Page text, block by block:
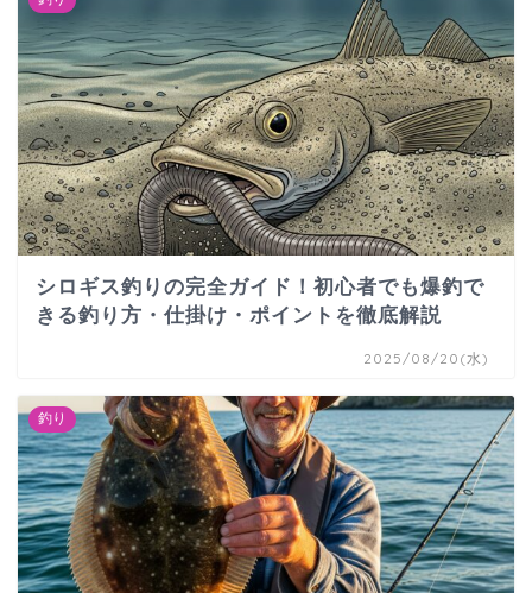
シロギス釣りの完全ガイド！初心者でも爆釣で
きる釣り方・仕掛け・ポイントを徹底解説
2025/08/20(水)
釣り